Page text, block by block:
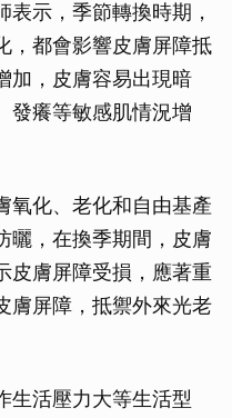
示，季節轉換時期，
，都會影響皮膚屏障抵
加，皮膚容易出現暗
發癢等敏感肌情況增
氧化、老化和自由基產
曬，在換季期間，皮膚
皮膚屏障受損，應著重
膚屏障，抵禦外來光老
生活壓力大等生活型